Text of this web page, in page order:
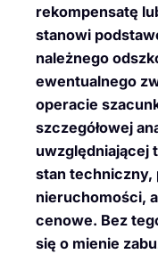
rekompensatę
stanowi
należnego
ewentualnego
operacie
szczegółowej
uwzględniającej
stan techniczny,
nieruchomości,
cenowe. Bez
się o mienie